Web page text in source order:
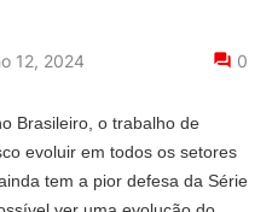
12, 2024 0
Brasileiro, o trabalho de
evoluir em todos os setores
tem a pior defesa da Série